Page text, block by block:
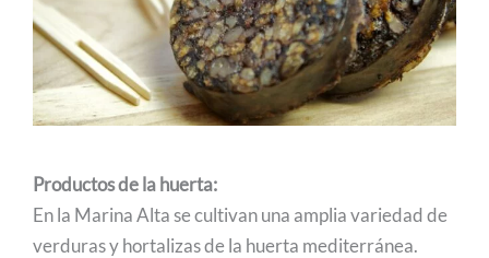
Productos de la huerta:
En la Marina Alta se cultivan una amplia variedad de
verduras y hortalizas de la huerta mediterránea.